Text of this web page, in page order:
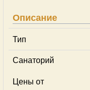
Описание
Тип
Cанаторий
Цены от